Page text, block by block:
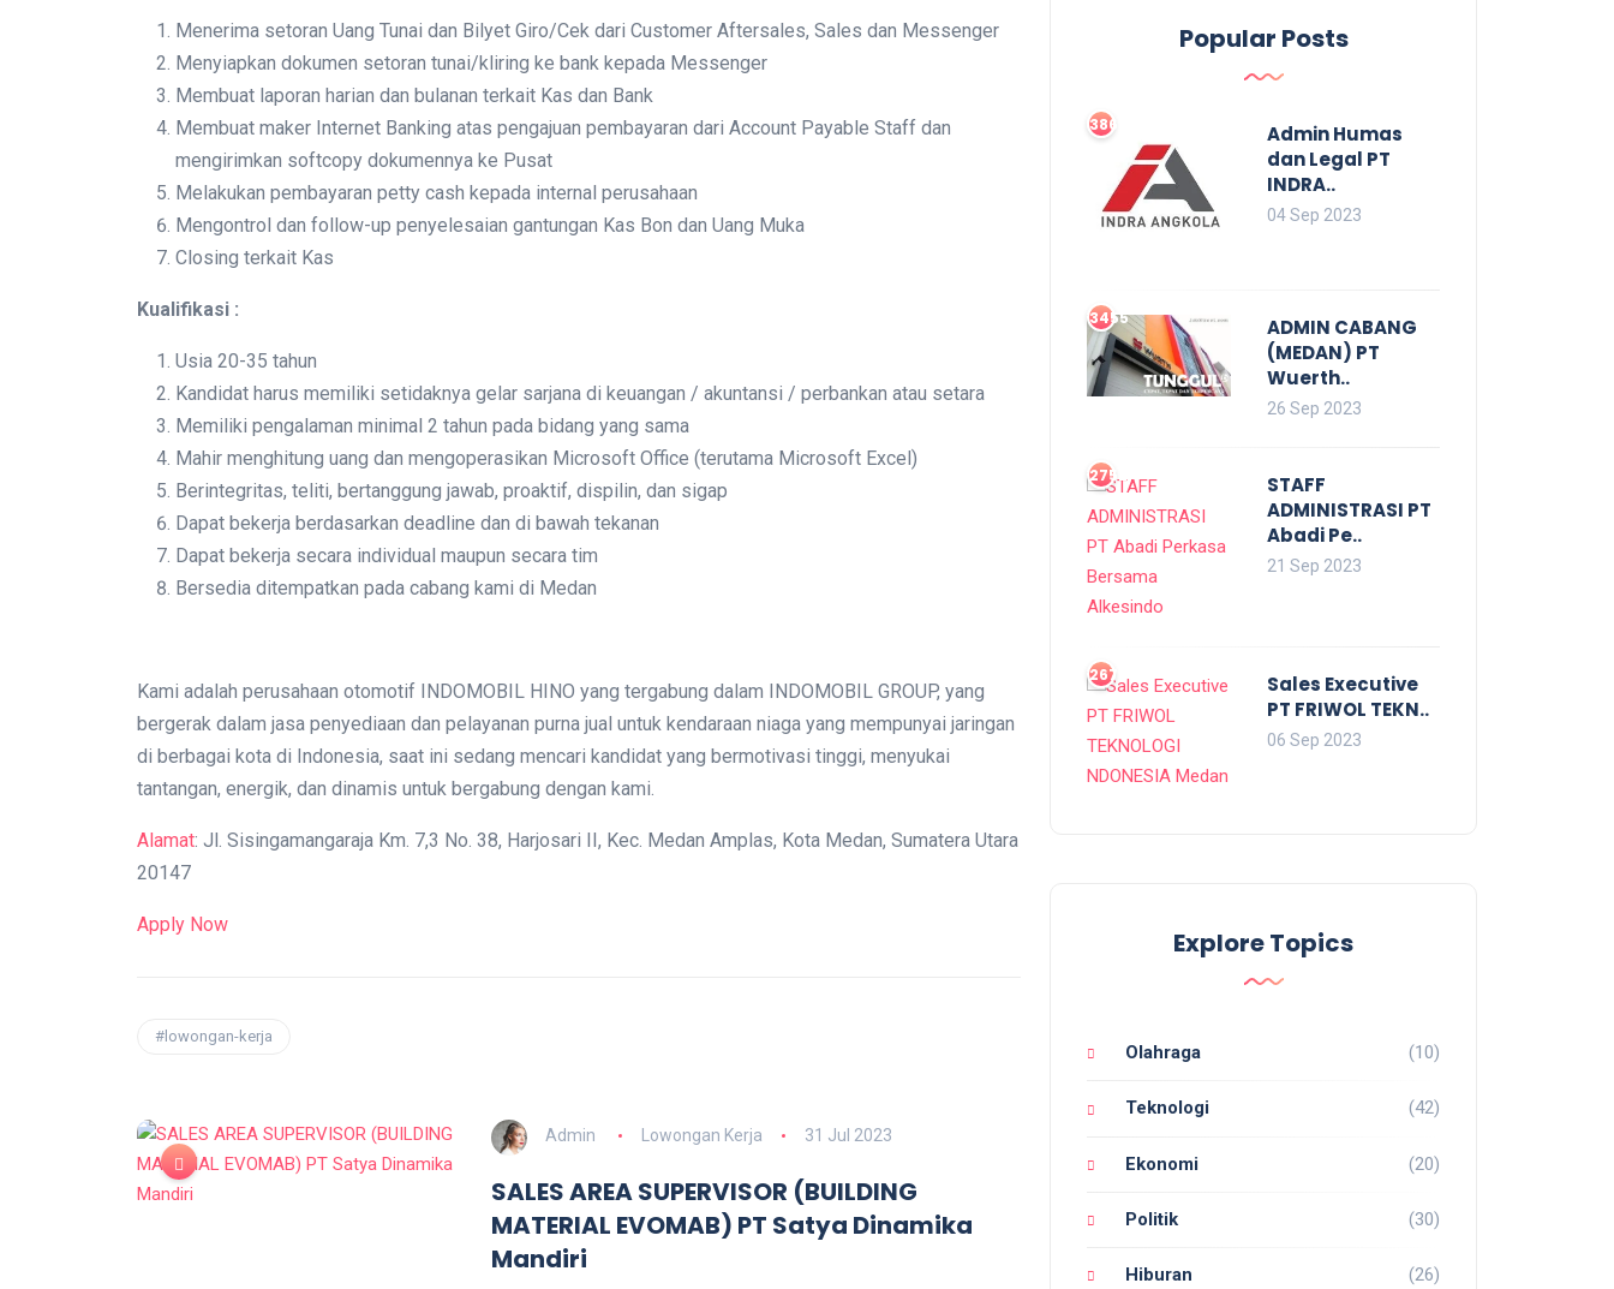
Menerima setoran Uang Tunai dan Bilyet Giro/Cek dari Customer Aftersales, Sales dan Messenger
Menyiapkan dokumen setoran tunai/kliring ke bank kepada Messenger
Membuat laporan harian dan bulanan terkait Kas dan Bank
Membuat maker Internet Banking atas pengajuan pembayaran dari Account Payable Staff dan
mengirimkan softcopy dokumennya ke Pusat
Melakukan pembayaran petty cash kepada internal perusahaan
Mengontrol dan follow-up penyelesaian gantungan Kas Bon dan Uang Muka
Closing terkait Kas
Kualifikasi :
Usia 20-35 tahun
Kandidat harus memiliki setidaknya gelar sarjana di keuangan / akuntansi / perbankan atau setara
Memiliki pengalaman minimal 2 tahun pada bidang yang sama
Mahir menghitung uang dan mengoperasikan Microsoft Office (terutama Microsoft Excel)
Berintegritas, teliti, bertanggung jawab, proaktif, dispilin, dan sigap
Dapat bekerja berdasarkan deadline dan di bawah tekanan
Dapat bekerja secara individual maupun secara tim
Bersedia ditempatkan pada cabang kami di Medan
Kami adalah perusahaan otomotif INDOMOBIL HINO yang tergabung dalam INDOMOBIL GROUP, yang
bergerak dalam jasa penyediaan dan pelayanan purna jual untuk kendaraan niaga yang mempunyai jaringan
di berbagai kota di Indonesia, saat ini sedang mencari kandidat yang bermotivasi tinggi, menyukai
tantangan, energik, dan dinamis untuk bergabung dengan kami.
Alamat: Jl. Sisingamangaraja Km. 7,3 No. 38, Harjosari II, Kec. Medan Amplas, Kota Medan, Sumatera Utara
20147
Apply Now
#lowongan-kerja
Admin Lowongan Kerja 31 Jul 2023
SALES AREA SUPERVISOR (BUILDING
MATERIAL EVOMAB) PT Satya Dinamika
Mandiri
Popular Posts
3861
Admin Humas
dan Legal PT
INDRA..
04 Sep 2023
3455
ADMIN CABANG
(MEDAN) PT
Wuerth..
26 Sep 2023
2752
STAFF
ADMINISTRASI PT
Abadi Pe..
21 Sep 2023
2679
Sales Executive
PT FRIWOL TEKN..
06 Sep 2023
Explore Topics
Olahraga (10)
Teknologi (42)
Ekonomi (20)
Politik (30)
Hiburan (26)